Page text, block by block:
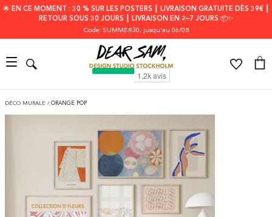
🌟 EN CE MOMENT : 30 % SUR LES POSTERS ┃ LIVRAISON GRATUITE DÈS 39€ ┃
RETOUR SOUS 30 JOURS ┃ LIVRAISON EN 2–7 JOURS 📦✨
Code: SUMMER30, jusqu'au 06/08
DÉCO MURALE / ORANGE POP